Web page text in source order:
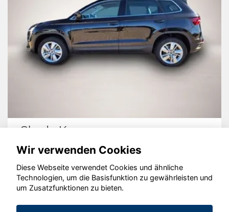
Skoda Karoq
© konjunkturmotor.de GmbH 2020 - 2026
Wir verwenden Cookies
Diese Webseite verwendet Cookies und ähnliche
Technologien, um die Basisfunktion zu gewährleisten und
um Zusatzfunktionen zu bieten.